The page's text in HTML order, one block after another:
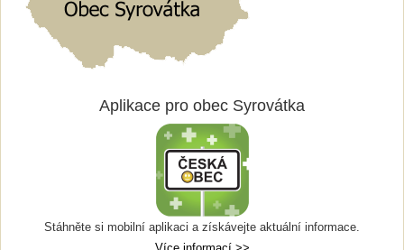
Aplikace pro obec Syrovátka
Stáhněte si mobilní aplikaci a získávejte aktuální informace.
Více informací >>